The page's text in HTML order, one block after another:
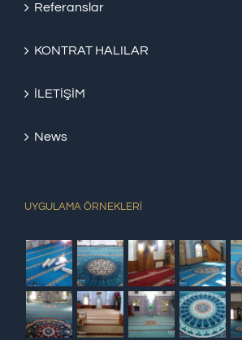
Referanslar
KONTRAT HALILAR
İLETİŞİM
News
UYGULAMA ÖRNEKLERİ